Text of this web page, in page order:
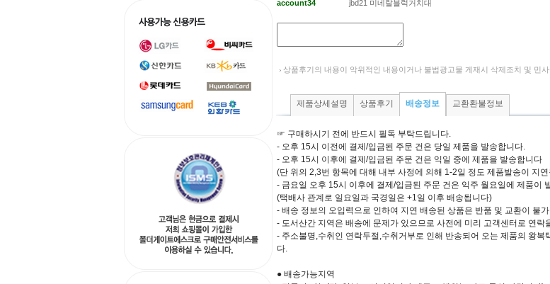
account34 jbd21 미네랄블럭거치대
상품후기의 내용이 악위적인 내용이거나 불법광고물 게재시 삭제조치 및 민
제품상세설명 상품후기 배송정보 교환환불정보
☞ 구매하시기 전에 반드시 필독 부탁드립니다.
- 오후 15시 이전에 결제/입금된 주문 건은 당일 제품을 발송합니다.
- 오후 15시 이후에 결제/입금된 주문 건은 익일 중에 제품을 발송합니다
(단 위의 2,3번 항목에 대해 내부 사정에 의해 1-2일 정도 제품발송이 지
- 금요일 오후 15시 이후에 결제/입금된 주문 건은 익주 월요일에 제품이
(택배사 관계로 일요일과 국경일은 +1일 이후 배송됩니다)
- 배송 정보의 오입력으로 인하여 지연 배송된 상품은 반품 및 교환이 불
- 도서산간 지역은 배송에 문제가 있으므로 사전에 미리 고객센터로 연락
- 주소불명,수취인 연락두절,수취거부로 인해 반송되어 오는 제품의 왕
다.
● 배송가능지역